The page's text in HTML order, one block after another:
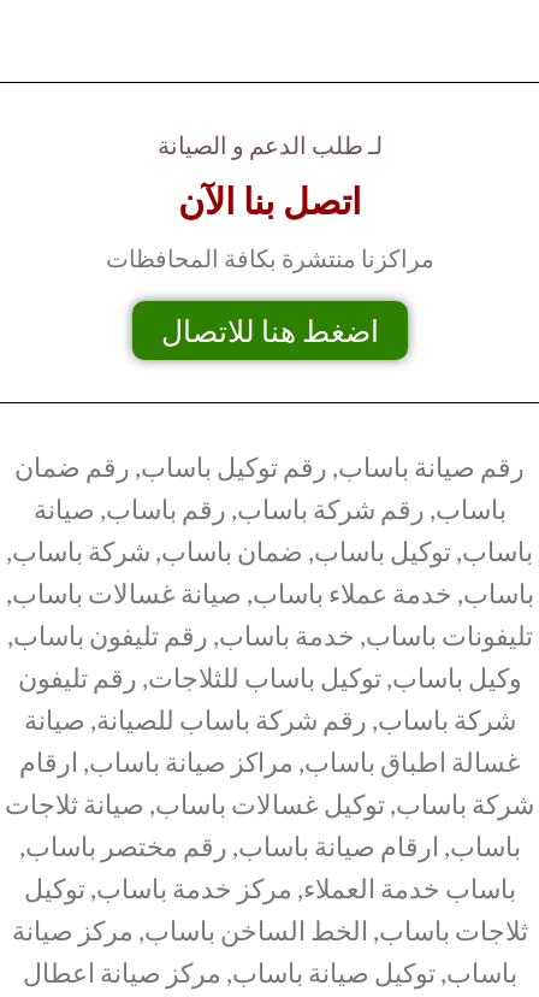
لـ طلب الدعم و الصيانة
اتصل بنا الآن
مراكزنا منتشرة بكافة المحافظات
اضغط هنا للاتصال
رقم صيانة باساب, رقم توكيل باساب, رقم ضمان
باساب, رقم شركة باساب, رقم باساب, صيانة
باساب, توكيل باساب, ضمان باساب, شركة باساب,
باساب, خدمة عملاء باساب, صيانة غسالات باساب,
تليفونات باساب, خدمة باساب, رقم تليفون باساب,
وكيل باساب, توكيل باساب للثلاجات, رقم تليفون
شركة باساب, رقم شركة باساب للصيانة, صيانة
غسالة اطباق باساب, مراكز صيانة باساب, ارقام
شركة باساب, توكيل غسالات باساب, صيانة ثلاجات
باساب, ارقام صيانة باساب, رقم مختصر باساب,
باساب خدمة العملاء, مركز خدمة باساب, توكيل
ثلاجات باساب, الخط الساخن باساب, مركز صيانة
باساب, توكيل صيانة باساب, مركز صيانة اعطال